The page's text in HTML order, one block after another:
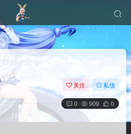
正文
命令
关注 私信
0 909 0